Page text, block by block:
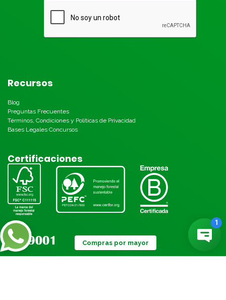
Recursos
Blog
Preguntas Frecuentes
Términos, Condiciones y Políticas de Privacidad
Bases Legales Concursos
Certificaciones
Compras por mayor